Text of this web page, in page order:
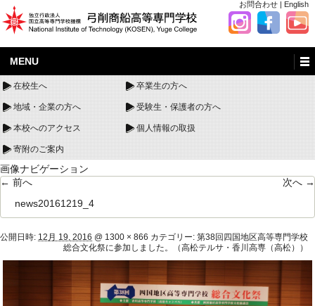
お問合わせ | English
MENU
在校生へ 卒業生の方へ
地域・企業の方へ 受験生・保護者の方へ
本校へのアクセス 個人情報の取扱
寄附のご案内
画像ナビゲーション
← 前へ
次へ →
news20161219_4
公開日時: 12月 19, 2016 @ 1300 × 866 カテゴリー: 第38回四国地区高等専門学校
総合文化祭に参加しました。（高松テルサ・香川高専（高松））